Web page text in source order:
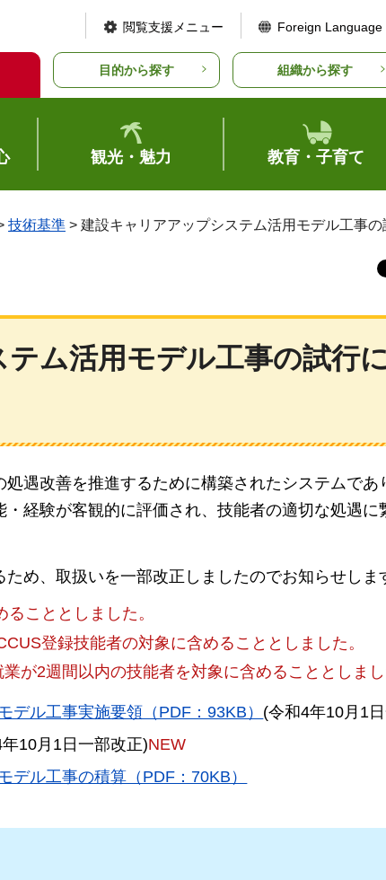
閲覧支援メニュー Foreign Language
目的から探す 組織から探す
観光・魅力 教育・子育て
技術基準 > 建設キャリアアップシステム活用モデル工事の
ム活用モデル工事の試行
遇改善を推進するために構築されたシステムであ
経験が客観的に評価され、技能者の適切な処遇に
め、取扱いを一部改正しましたのでお知らせしま
こととしました。
登録技能者の対象に含めることとしました。
が2週間以内の技能者を対象に含めることとしまし
デル工事実施要領（PDF：93KB） (令和4年10月1
10月1日一部改正)NEW
デル工事の積算（PDF：70KB）